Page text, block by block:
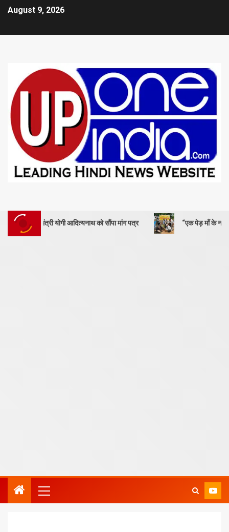
August 9, 2026
योगी आदित्यनाथ को सौंपा मांग पत्र “एक पेड़ माँ के नाम” – सेण्ट